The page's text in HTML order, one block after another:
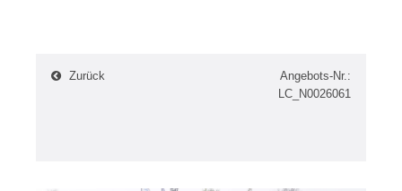
Zurück
Angebots-Nr.:
LC_N0026061